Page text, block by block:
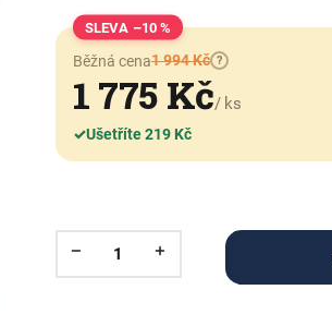
–10 %
Běžná cena1 994 Kč ?
1 775 Kč/ ks
✓Ušetříte 219 Kč